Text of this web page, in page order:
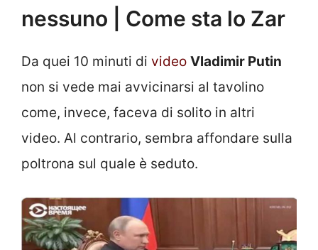
nessuno | Come sta lo Zar
Da quei 10 minuti di video Vladimir Putin
non si vede mai avvicinarsi al tavolino
come, invece, faceva di solito in altri
video. Al contrario, sembra affondare sulla
poltrona sul quale è seduto.